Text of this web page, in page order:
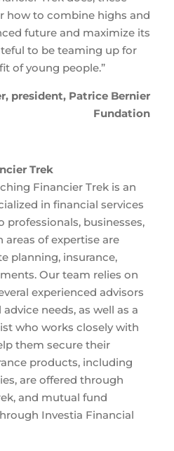
how to combine highs and
future and maximize its
to be teaming up for
of young people.”
president, Patrice Bernier
Fundation
Trek
Financier Trek is an
in financial services
professionals, businesses,
areas of expertise are
planning, insurance,
Our team relies on
experienced advisors
needs, as well as a
who works closely with
them secure their
products, including
are offered through
and mutual fund
Investia Financial